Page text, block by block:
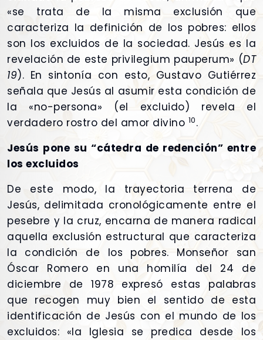
«se trata de la misma exclusión que
caracteriza la definición de los pobres: ellos
son los excluidos de la sociedad. Jesús es la
revelación de este privilegium pauperum» (DT
19). En sintonía con esto, Gustavo Gutiérrez
señala que Jesús al asumir esta condición de
la «no-persona» (el excluido) revela el
verdadero rostro del amor divino 10.
Jesús pone su “cátedra de redención” entre
los excluidos
De este modo, la trayectoria terrena de
Jesús, delimitada cronológicamente entre el
pesebre y la cruz, encarna de manera radical
aquella exclusión estructural que caracteriza
la condición de los pobres. Monseñor san
Óscar Romero en una homilía del 24 de
diciembre de 1978 expresó estas palabras
que recogen muy bien el sentido de esta
identificación de Jesús con el mundo de los
excluidos: «la Iglesia se predica desde los